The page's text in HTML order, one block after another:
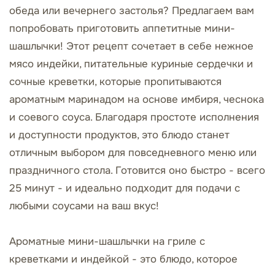
обеда или вечернего застолья? Предлагаем вам
попробовать приготовить аппетитные мини-
шашлычки! Этот рецепт сочетает в себе нежное
мясо индейки, питательные куриные сердечки и
сочные креветки, которые пропитываются
ароматным маринадом на основе имбиря, чеснока
и соевого соуса. Благодаря простоте исполнения
и доступности продуктов, это блюдо станет
отличным выбором для повседневного меню или
праздничного стола. Готовится оно быстро - всего
25 минут - и идеально подходит для подачи с
любыми соусами на ваш вкус!
Ароматные мини-шашлычки на гриле с
креветками и индейкой - это блюдо, которое